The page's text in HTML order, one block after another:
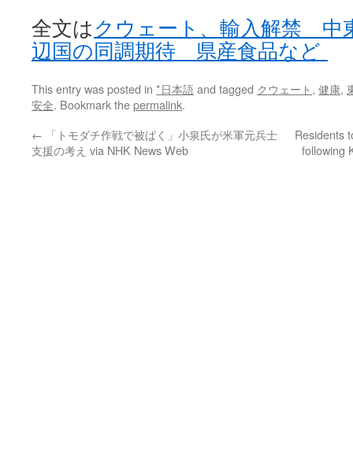
全文はクウェート、輸入解禁 中
辺国の同調期待 県産食品など
This entry was posted in *日本語and tagged クウェート, 健康,
安全. Bookmark thepermalink.
← 「トモダチ作戦で被ばく」小泉氏が米軍元兵士
支援の考え via NHK News Web
Residents
following